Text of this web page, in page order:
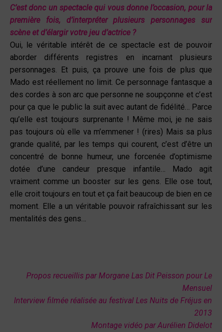
C’est donc un spectacle qui vous donne l’occasion, pour la
première fois, d’interpréter plusieurspersonnages sur
scène et d’élargir votre jeu d’actrice ?
Oui, le véritable intérêt de ce spectacle est de pouvoir
aborder différents registres en incarnant plusieurs
personnages. Et puis, ça prouve une fois de plus que
Mado est réellement no limit. Ce personnage fantasque a
des cordes à son arc que personne ne soupçonne et c’est
pour ça que le public la suit avec autant de fidélité… Parce
qu’elle est toujours surprenante ! Même moi, je ne sais
pas toujours où elle va m’emmener ! (rires) Mais sa plus
grande qualité, par les temps qui courent, c’est d’être un
concentré de bonne humeur, une forcenée d’optimisme
dotée d’une candeur presque infantile… Mado agit
vraiment comme un booster sur les gens. Elle ose tout,
elle croit toujours en tout et ça fait beaucoup de bien en ce
moment. Elle a un véritable pouvoir rafraîchissant sur les
mentalités des gens…
Propos recueillis par Morgane Las Dit Peisson pour Le
Mensuel
Interview filmée réalisée au festival Les Nuits de Fréjus en
2013
Montage vidéo par Aurélien Didelot